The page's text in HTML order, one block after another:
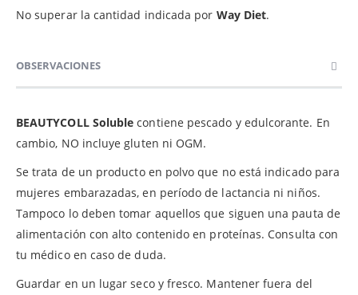
No superar la cantidad indicada por Way Diet.
OBSERVACIONES
BEAUTYCOLL Soluble contiene pescado y edulcorante. En
cambio, NO incluye gluten ni OGM.
Se trata de un producto en polvo que no está indicado para
mujeres embarazadas, en período de lactancia ni niños.
Tampoco lo deben tomar aquellos que siguen una pauta de
alimentación con alto contenido en proteínas. Consulta con
tu médico en caso de duda.
Guardar en un lugar seco y fresco. Mantener fuera del